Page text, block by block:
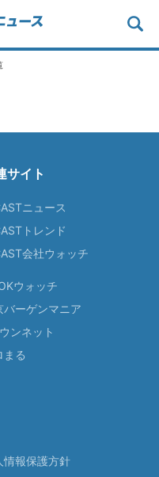
サイト
ニュース
トレンド
会社ウォッチ
ウォッチ
バーゲンマニア
ンネット
まる
情報保護方針